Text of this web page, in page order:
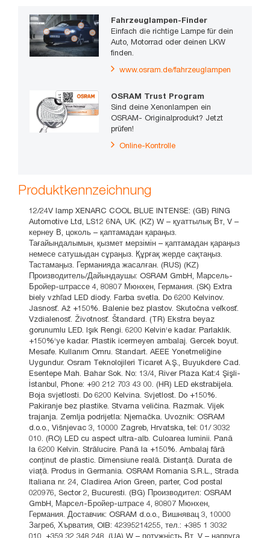
Fahrzeuglampen-Finder
Einfach die richtige Lampe für dein
Auto, Motorrad oder deinen LKW
finden.
www.osram.de/fahrzeuglampen
OSRAM Trust Program
Sind deine Xenonlampen ein
OSRAM- Originalprodukt? Jetzt
prüfen!
Online-Kontrolle
Produktkennzeichnung
12/24V lamp XENARC COOL BLUE INTENSE: (GB) RING
Automotive Ltd, LS12 6NA, UK. (KZ) W – қуаттылық Вт, V –
кернеу В, цоколь – қаптамадан қараңыз.
Тағайындалымын, қызмет мерзімін – қаптамадан қараңыз
немесе сатушыдан сұраңыз. Құрғақ жерде сақтаңыз.
Тастамаңыз. Германияда жасалған. (RUS) (KZ)
Производитель/Дайындаушы: OSRAM GmbH, Марсель-
Бройер-штрассе 4, 80807 Мюнхен, Германия. (SK) Extra
biely vzhľad LED diody. Farba svetla. Do 6200 Kelvinov.
Jasnosť. Až +150%. Balenie bez plastov. Skutočna veľkosť.
Vzdialenosť. Životnosť. Štandard. (TR) Ekstra beyaz
gorunumlu LED. Işık Rengi. 6200 Kelvin‘e kadar. Parlaklık.
+150%‘ye kadar. Plastik icermeyen ambalaj. Gercek boyut.
Mesafe. Kullanım Omru. Standart. AEEE Yonetmeliğine
Uygundur. Osram Teknolojileri Ticaret A.Ş., Buyukdere Cad.
Esentepe Mah. Bahar Sok. No: 13/4, River Plaza Kat:4 Şişli-
İstanbul, Phone: +90 212 703 43 00. (HR) LED ekstrabijela.
Boja svjetlosti. Do 6200 Kelvina. Svjetlost. Do +150%.
Pakiranje bez plastike. Stvarna veličina. Razmak. Vijek
trajanja. Zemlja podrijetla: Njemačka. Uvoznik: OSRAM
d.o.o., Višnjevac 3, 10000 Zagreb, Hrvatska, tel: 01/ 3032
010. (RO) LED cu aspect ultra-alb. Culoarea luminii. Pană
la 6200 Kelvin. Strălucire. Pană la +150%. Ambalaj fără
conținut de plastic. Dimensiune reală. Distanţă. Durata de
viaţă. Produs in Germania. OSRAM Romania S.R.L., Strada
Italiana nr. 24, Cladirea Arion Green, parter, Cod postal
020976, Sector 2, Bucuresti. (BG) Производител: OSRAM
GmbH, Марсел-Бройер-штрасе 4, 80807 Мюнхен,
Германия. Доставчик: OSRAM d.o.o., Вишнявац 3, 10000
Загреб, Хърватия, OIB: 42395214255, тел.: +385 1 3032
010, +359 32 348 248. (UA) W – потужність Вт, V – напруга